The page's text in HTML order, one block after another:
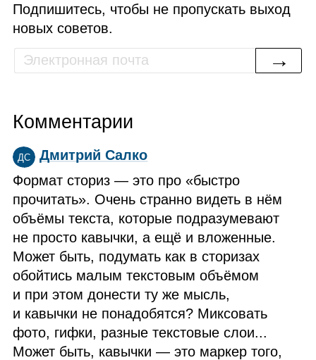
Подпишитесь, чтобы не пропускать выход
новых советов.
→
Комментарии
ДС
Дмитрий Салко
Формат сториз — это про «быстро
прочитать». Очень странно видеть в нём
объёмы текста, которые подразумевают
не просто кавычки, а ещё и вложенные.
Может быть, подумать как в сторизах
обойтись малым текстовым объёмом
и при этом донести ту же мысль,
и кавычки не понадобятся? Миксовать
фото, гифки, разные текстовые слои...
Может быть, кавычки — это маркер того,